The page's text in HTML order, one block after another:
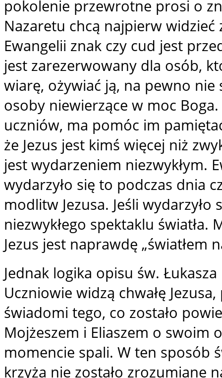
pokolenie przewrotne prosi o
Nazaretu chcą najpierw widzieć
Ewangelii znak czy cud jest
jest zarezerwowany dla osób,
wiarę, ożywiać ją, na pewno
osoby niewierzące w moc
uczniów, ma pomóc im
że Jezus jest kimś więcej niż
jest wydarzeniem niezwykłym.
wydarzyło się to podczas dnia
modlitw Jezusa. Jeśli
niezwykłego spektaklu światła.
Jezus jest naprawdę „światłem
Jednak logika opisu św.
Uczniowie widzą chwałę
świadomi tego, co zostało
Mojżeszem i Eliaszem o swoim
momencie spali. W ten sposób
krzyża nie zostało zrozumiane